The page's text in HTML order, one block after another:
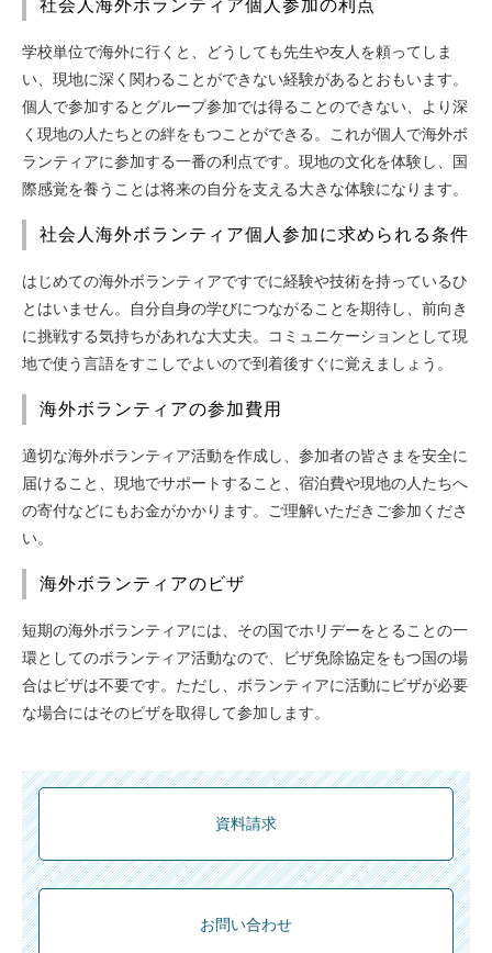
社会人海外ボランティア個人参加の利点
学校単位で海外に行くと、どうしても先生や友人を頼ってしま
い、現地に深く関わることができない経験があるとおもいます。
個人で参加するとグループ参加では得ることのできない、より深
く現地の人たちとの絆をもつことができる。これが個人で海外ボ
ランティアに参加する一番の利点です。現地の文化を体験し、国
際感覚を養うことは将来の自分を支える大きな体験になります。
社会人海外ボランティア個人参加に求められる条件
はじめての海外ボランティアですでに経験や技術を持っているひ
とはいません。自分自身の学びにつながることを期待し、前向き
に挑戦する気持ちがあれな大丈夫。コミュニケーションとして現
地で使う言語をすこしでよいので到着後すぐに覚えましょう。
海外ボランティアの参加費用
適切な海外ボランティア活動を作成し、参加者の皆さまを安全に
届けること、現地でサポートすること、宿泊費や現地の人たちへ
の寄付などにもお金がかかります。ご理解いただきご参加くださ
い。
海外ボランティアのビザ
短期の海外ボランティアには、その国でホリデーをとることの一
環としてのボランティア活動なので、ビザ免除協定をもつ国の場
合はビザは不要です。ただし、ボランティアに活動にビザが必要
な場合にはそのビザを取得して参加します。
資料請求
お問い合わせ